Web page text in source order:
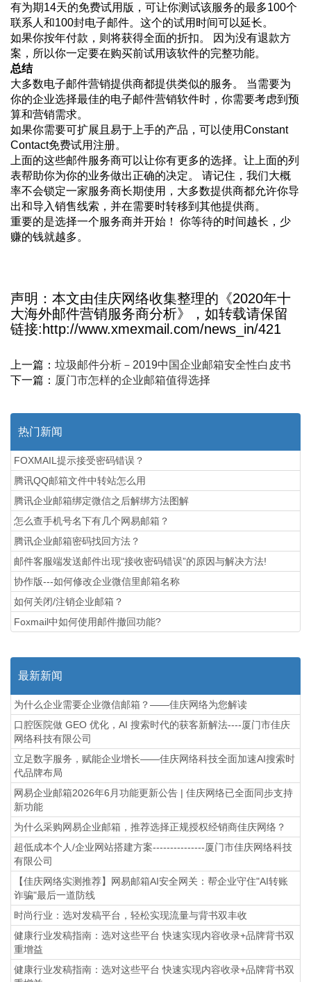
有为期14天的免费试用版，可让你测试该服务的最多100个
联系人和100封电子邮件。这个的试用时间可以延长。
如果你按年付款，则将获得全面的折扣。 因为没有退款方
案，所以你一定要在购买前试用该软件的完整功能。
总结
大多数电子邮件营销提供商都提供类似的服务。 当需要为
你的企业选择最佳的电子邮件营销软件时，你需要考虑到预
算和营销需求。
如果你需要可扩展且易于上手的产品，可以使用Constant
Contact免费试用注册。
上面的这些邮件服务商可以让你有更多的选择。让上面的列
表帮助你为你的业务做出正确的决定。 请记住，我们大概
率不会锁定一家服务商长期使用，大多数提供商都允许你导
出和导入销售线索，并在需要时转移到其他提供商。
重要的是选择一个服务商并开始！ 你等待的时间越长，少
赚的钱就越多。
声明：本文由佳庆网络收集整理的《2020年十
大海外邮件营销服务商分析》，如转载请保留
链接:http://www.xmexmail.com/news_in/421
上一篇： 垃圾邮件分析－2019中国企业邮箱安全性白皮书
下一篇： 厦门市怎样的企业邮箱值得选择
热门新闻
FOXMAIL提示接受密码错误？
腾讯QQ邮箱文件中转站怎么用
腾讯企业邮箱绑定微信之后解绑方法图解
怎么查手机号名下有几个网易邮箱？
腾讯企业邮箱密码找回方法？
邮件客服端发送邮件出现“接收密码错误”的原因与解决方法!
协作版---如何修改企业微信里邮箱名称
如何关闭/注销企业邮箱？
Foxmail中如何使用邮件撤回功能?
最新新闻
为什么企业需要企业微信邮箱？——佳庆网络为您解读
口腔医院做 GEO 优化，AI 搜索时代的获客新解法----厦门市佳庆
网络科技有限公司
立足数字服务，赋能企业增长——佳庆网络科技全面加速AI搜索时
代品牌布局
网易企业邮箱2026年6月功能更新公告 | 佳庆网络已全面同步支持
新功能
为什么采购网易企业邮箱，推荐选择正规授权经销商佳庆网络？
超低成本个人/企业网站搭建方案---------------厦门市佳庆网络科技
有限公司
【佳庆网络实测推荐】网易邮箱AI安全网关：帮企业守住"AI转账
诈骗"最后一道防线
时尚行业：选对发稿平台，轻松实现流量与背书双丰收
健康行业发稿指南：选对这些平台 快速实现内容收录+品牌背书双
重增益
健康行业发稿指南：选对这些平台 快速实现内容收录+品牌背书双